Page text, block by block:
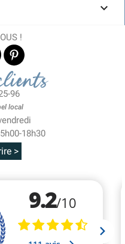

!
96
local
18h30
>